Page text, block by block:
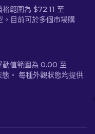
範圍為 $72.11 至
目前可於多個市場購
值範圍為 0.00 至
。 每種外觀狀態均提供